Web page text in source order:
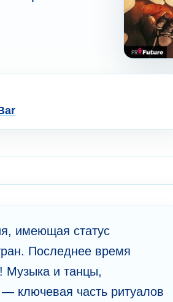
имеющая статус
Последнее время
Музыка и танцы,
ключевая часть ритуалов